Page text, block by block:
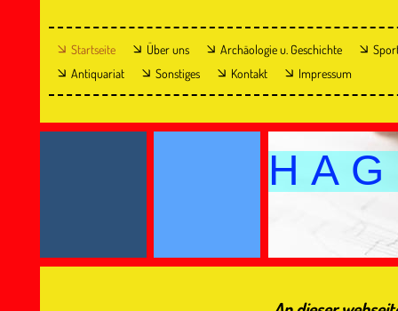
Startseite Über uns Archäologie u. Geschichte
Antiquariat
Sonstiges Kontakt Impressum
H A G